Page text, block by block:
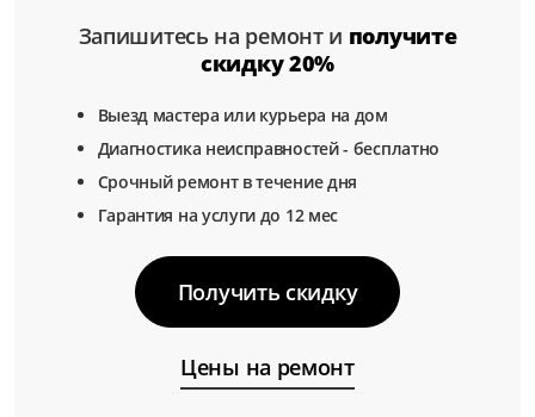
Запишитесь на ремонт и получите
скидку 20%
Выезд мастера или курьера на дом
Диагностика неисправностей - бесплатно
Срочный ремонт в течение дня
Гарантия на услуги до 12 мес
Получить скидку
Цены на ремонт